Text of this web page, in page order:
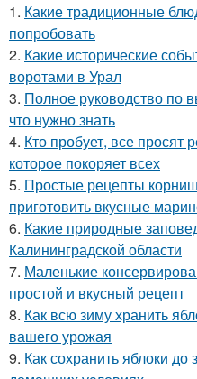
1. Какие традиционные
попробовать
2. Какие исторические
воротами в Урал
3. Полное руководство по
что нужно знать
4. Кто пробует, все просят
которое покоряет всех
5. Простые рецепты
приготовить вкусные
6. Какие природные
Калининградской области
7. Маленькие
простой и вкусный рецепт
8. Как всю зиму хранить
вашего урожая
9. Как сохранить яблоки